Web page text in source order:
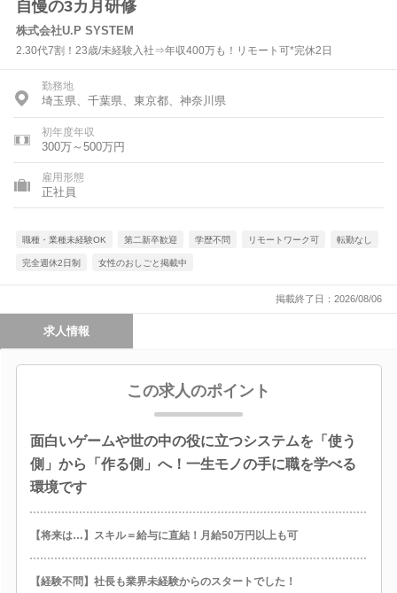
自慢の3カ月研修
株式会社U.P SYSTEM
2.30代7割！23歳/未経験入社⇒年収400万も！リモート可*完休2日
勤務地
埼玉県、千葉県、東京都、神奈川県
初年度年収
300万～500万円
雇用形態
正社員
職種・業種未経験OK 第二新卒歓迎 学歴不問 リモートワーク可 転勤なし
完全週休2日制 女性のおしごと掲載中
掲載終了日：2026/08/06
求人情報
この求人のポイント
面白いゲームや世の中の役に立つシステムを「使う
側」から「作る側」へ！一生モノの手に職を学べる
環境です
【将来は…】スキル＝給与に直結！月給50万円以上も可
【経験不問】社長も業界未経験からのスタートでした！